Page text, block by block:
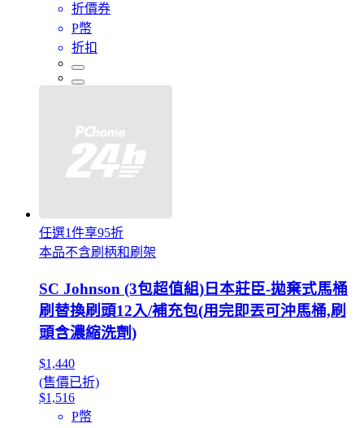
折價券
P幣
折扣
任選1件享95折
本品不含刷柄和刷架
SC Johnson (3包超值組)日本莊臣-拋棄式馬桶
刷替換刷頭12入/補充包(用完即丟可沖馬桶,刷
頭含濃縮洗劑)
$1,440
(售價已折)
$1,516
P幣